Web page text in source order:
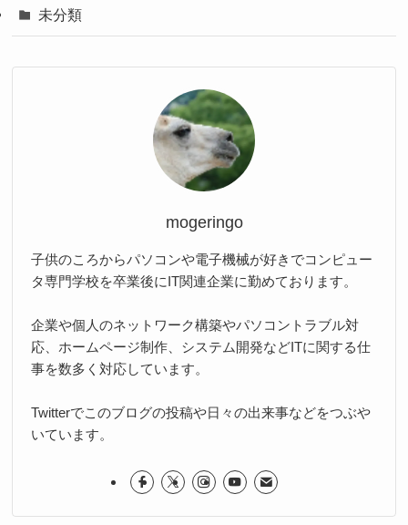
未分類
mogeringo
子供のころからパソコンや電子機械が好きでコンピュー
タ専門学校を卒業後にIT関連企業に勤めております。
企業や個人のネットワーク構築やパソコントラブル対
応、ホームページ制作、システム開発などITに関する仕
事を数多く対応しています。
Twitterでこのブログの投稿や日々の出来事などをつぶや
いています。